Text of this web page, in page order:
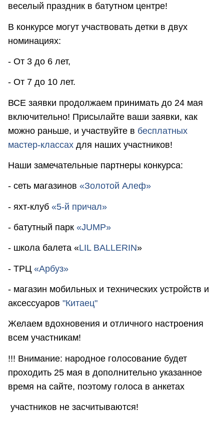
веселый праздник в батутном центре!
В конкурсе могут участвовать детки в двух
номинациях:
- От 3 до 6 лет,
- От 7 до 10 лет.
ВСЕ заявки продолжаем принимать до 24 мая
включительно! Присылайте ваши заявки, как
можно раньше, и участвуйте в бесплатных
мастер-классах для наших участников!
Наши замечательные партнеры конкурса:
- сеть магазинов «Золотой Алеф»
- яхт-клуб «5-й причал»
- батутный парк «JUMP»
- школа балета «LIL BALLERIN»
- ТРЦ «Арбуз»
- магазин мобильных и технических устройств и
аксессуаров "Китаец"
Желаем вдохновения и отличного настроения
всем участникам!
!!! Внимание: народное голосование будет
проходить 25 мая в дополнительно указанное
время на сайте, поэтому голоса в анкетах
участников не засчитываются!